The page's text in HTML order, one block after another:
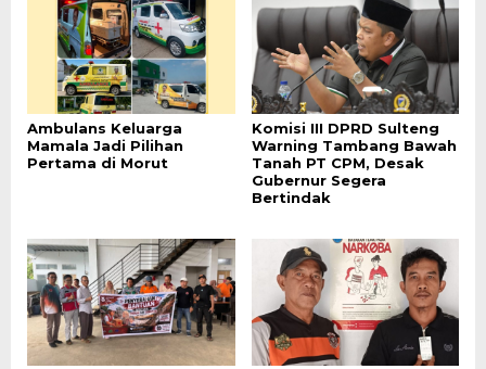
Ambulans Keluarga
Mamala Jadi Pilihan
Pertama di Morut
Komisi III DPRD Sulteng
Warning Tambang Bawah
Tanah PT CPM, Desak
Gubernur Segera
Bertindak